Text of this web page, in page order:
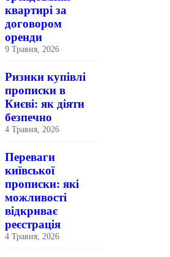
квартирі за
договором
оренди
9 Травня, 2026
Ризики купівлі
прописки в
Києві: як діяти
безпечно
4 Травня, 2026
Переваги
київської
прописки: які
можливості
відкриває
реєстрація
4 Травня, 2026